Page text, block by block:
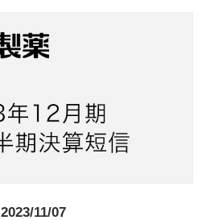
2023/11/07